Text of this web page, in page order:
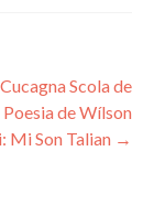
Scola de
Poesia de Wílson
Mi Son Talian →